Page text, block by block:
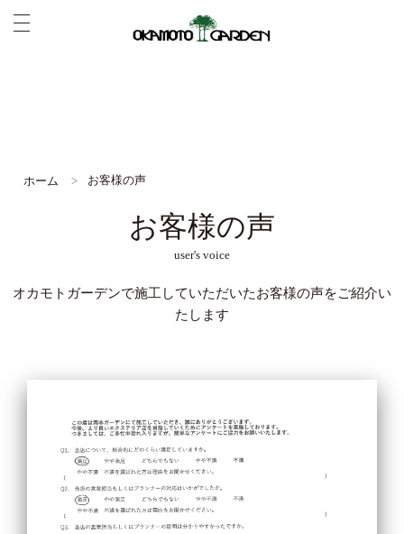
ホーム お客様の声
お客様の声
user's voice
オカモトガーデンで施工していただいたお客様の声をご紹介い
たします